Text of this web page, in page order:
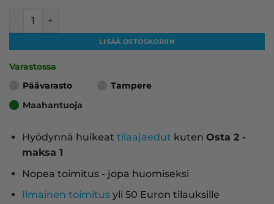
Samsung MLT-D2092S laserkasetti, musta – tarvike,
LISÄÄ OSTOSKORIIN
Varastossa
Päävarasto
Tampere
Maahantuoja
Hyödynnä huikeat tilaajaedut kuten Osta 2 -
maksa 1
Nopea toimitus - jopa huomiseksi
Ilmainen toimitusyli 50 Euron tilauksille